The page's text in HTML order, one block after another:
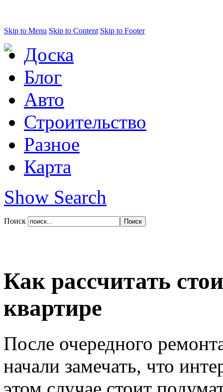
Skip to Menu Skip to Content Skip to Footer
Доска
Блог
Авто
Строительство
Разное
Карта
Show Search
Поиск
Как рассчитать
квартире
После очередного
начали замечать, что